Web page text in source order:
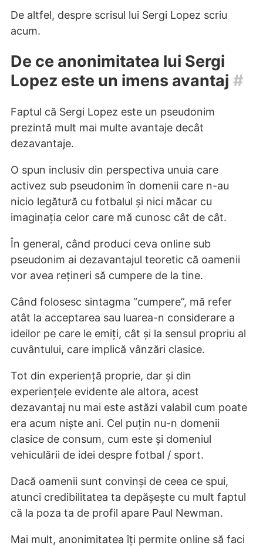
De altfel, despre scrisul lui Sergi Lopez scriu
acum.
De ce anonimitatea lui Sergi
Lopez este un imens avantaj #
Faptul că Sergi Lopez este un pseudonim
prezintă mult mai multe avantaje decât
dezavantaje.
O spun inclusiv din perspectiva unuia care
activez sub pseudonim în domenii care n-au
nicio legătură cu fotbalul și nici măcar cu
imaginația celor care mă cunosc cât de cât.
În general, când produci ceva online sub
pseudonim ai dezavantajul teoretic că oamenii
vor avea rețineri să cumpere de la tine.
Când folosesc sintagma “cumpere”, mă refer
atât la acceptarea sau luarea-n considerare a
ideilor pe care le emiți, cât și la sensul propriu al
cuvântului, care implică vânzări clasice.
Tot din experiență proprie, dar și din
experiențele evidente ale altora, acest
dezavantaj nu mai este astăzi valabil cum poate
era acum niște ani. Cel puțin nu-n domenii
clasice de consum, cum este și domeniul
vehiculării de idei despre fotbal / sport.
Dacă oamenii sunt convinși de ceea ce spui,
atunci credibilitatea ta depășește cu mult faptul
că la poza ta de profil apare Paul Newman.
Mai mult, anonimitatea îți permite online să faci